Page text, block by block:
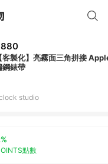
【客製化】亮霧面三角拼接
鋼錶帶
studio
點數